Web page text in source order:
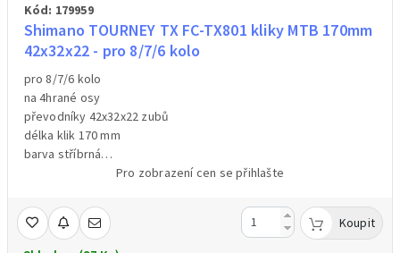
Kód: 179959
Shimano TOURNEY TX FC-TX801 kliky MTB 170mm
42x32x22 - pro 8/7/6 kolo
pro 8/7/6 kolo
na 4hrané osy
převodníky 42x32x22 zubů
délka klik 170 mm
barva stříbrná
Pro zobrazení cen se přihlašte
Koupit